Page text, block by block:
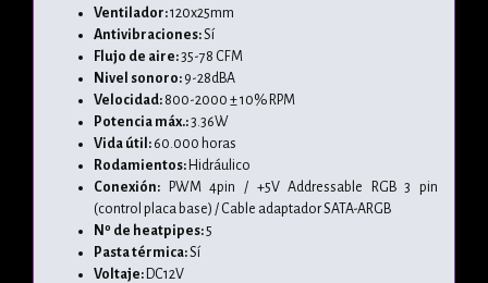
Ventilador:120x25mm
Antivibraciones:Sí
Flujo de aire:35-78 CFM
Nivel sonoro: 9-28dBA
Velocidad: 800-2000 ± 10% RPM
Potencia máx.:3.36W
Vida útil: 60.000 horas
Rodamientos: Hidráulico
Conexión:
PWM 4pin / +5V Addressable RGB 3 pin
(control placa base) / Cable adaptador SATA-ARGB
Nº de heatpipes:5
Pasta térmica:Sí
Voltaje: DC12V